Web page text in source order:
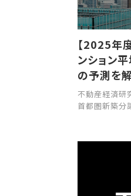
【2025年
ンション
の予測を
不動産経済研
首都圏新築分
します。